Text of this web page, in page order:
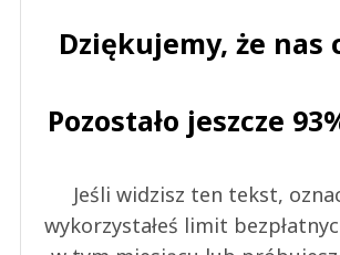
Dziękujemy, że nas
Pozostało jeszcze
Jeśli widzisz ten tekst,
wykorzystałeś limit